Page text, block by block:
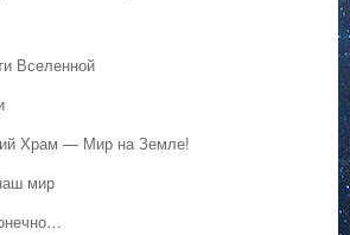
Вселенной
Храм — Мир на Земле!
мир